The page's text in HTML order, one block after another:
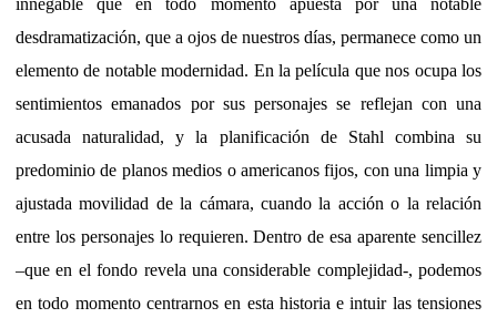
desdramatización, que a ojos de nuestros días, permanece como un
elemento de notable modernidad. En la película que nos ocupa los
sentimientos emanados por sus personajes se reflejan con una
acusada naturalidad, y la planificación de Stahl combina su
predominio de planos medios o americanos fijos, con una limpia y
ajustada movilidad de la cámara, cuando la acción o la relación
entre los personajes lo requieren. Dentro de esa aparente sencillez
–que en el fondo revela una considerable complejidad-, podemos
en todo momento centrarnos en esta historia e intuir las tensiones